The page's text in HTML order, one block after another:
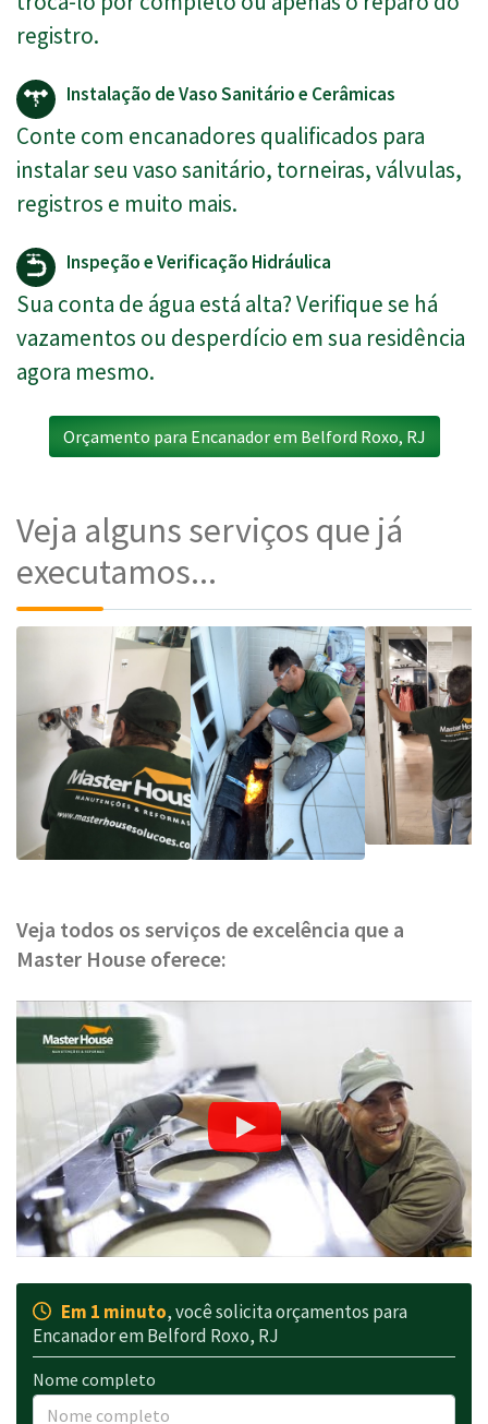
registro.
Instalação de Vaso Sanitário e Cerâmicas
Conte com encanadores qualificados para
instalar seu vaso sanitário, torneiras, válvulas,
registros e muito mais.
Inspeção e Verificação Hidráulica
Sua conta de água está alta? Verifique se há
vazamentos ou desperdício em sua residência
agora mesmo.
Orçamento para Encanador em Belford Roxo, RJ
Veja alguns serviços que já
executamos...
Veja todos os serviços de excelência que a
Master House oferece:
Em 1 minuto, você solicita orçamentos para
Encanador em Belford Roxo, RJ
Nome completo